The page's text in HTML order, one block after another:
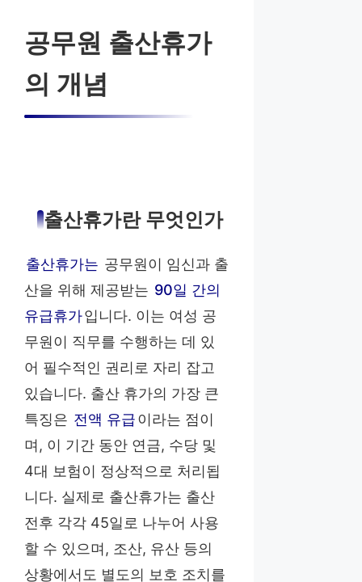
공무원 출산휴가
의 개념
출산휴가란 무엇인가
출산휴가는 공무원이 임신과 출
산을 위해 제공받는 90일 간의
유급휴가입니다. 이는 여성 공
무원이 직무를 수행하는 데 있
어 필수적인 권리로 자리 잡고
있습니다. 출산 휴가의 가장 큰
특징은 전액 유급이라는 점이
며, 이 기간 동안 연금, 수당 및
4대 보험이 정상적으로 처리됩
니다. 실제로 출산휴가는 출산
전후 각각 45일로 나누어 사용
할 수 있으며, 조산, 유산 등의
상황에서도 별도의 보호 조치를